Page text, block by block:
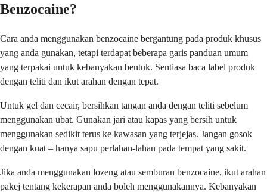
Benzocaine?
Cara anda menggunakan benzocaine bergantung pada produk khusus
yang anda gunakan, tetapi terdapat beberapa garis panduan umum
yang terpakai untuk kebanyakan bentuk. Sentiasa baca label produk
dengan teliti dan ikut arahan dengan tepat.
Untuk gel dan cecair, bersihkan tangan anda dengan teliti sebelum
menggunakan ubat. Gunakan jari atau kapas yang bersih untuk
menggunakan sedikit terus ke kawasan yang terjejas. Jangan gosok
dengan kuat – hanya sapu perlahan-lahan pada tempat yang sakit.
Jika anda menggunakan lozeng atau semburan benzocaine, ikut arahan
pakej tentang kekerapan anda boleh menggunakannya. Kebanyakan